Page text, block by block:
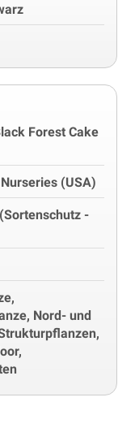
Forest Cake
(USA)
-
Nord- und